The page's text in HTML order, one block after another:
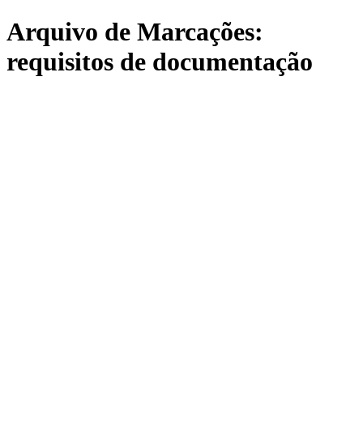
Arquivo de Marcações:
requisitos de documentação